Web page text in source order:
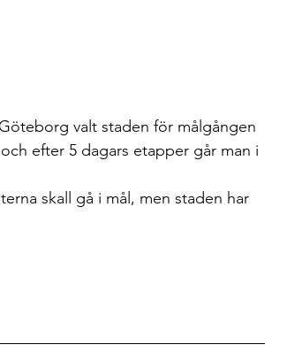
valt staden för målgången
efter 5 dagars etapper går man i
skall gå i mål, men staden har